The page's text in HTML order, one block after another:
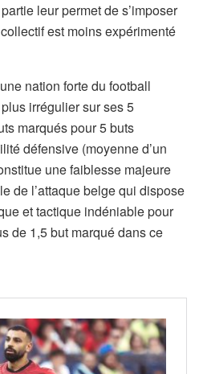
leur permet de s’imposer
est moins expérimenté
nation forte du football
irrégulier sur ses 5
marqués pour 5 buts
défensive (moyenne d’un
une faiblesse majeure
de l’attaque belge qui dispose
et tactique indéniable pour
de 1,5 but marqué dans ce